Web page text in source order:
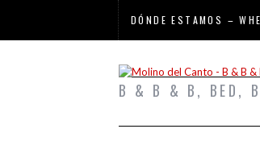
DÓNDE ESTAMOS –
B & B & B, BED,